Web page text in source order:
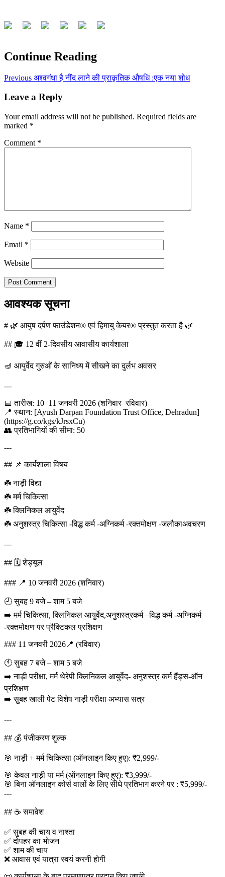
Continue Reading
Previous अश्वगंधा है नींद लाने की प्राकृतिक औषधि :एक नया शोध
Leave a Reply
Your email address will not be published. Required fields are
marked *
Comment *
Name *
Email *
Website
आवश्यक सूचना
# 🌿 आयुष दर्पण फाउंडेशन® एवं हिमायु केयर® प्रस्तुत करता है 🌿
## 🎓 12 वीं 2-दिवसीय आवासीय कार्यशाला
🪔 आयुर्वेद गुरुओं के सानिध्य में सीखने का दुर्लभ अवसर
---
📅 तारीख: 10–11 जनवरी 2026 (शनिवार–रविवार)
📍 स्थान: [Ayush Darpan Foundation Trust Office, Dehradun]
(https://g.co/kgs/kJrsxCu)
👥 प्रतिभागियों की सीमा: 50
---
## 📌 कार्यशाला विषय
☘️ नाड़ी विद्या
☘️ मर्म चिकित्सा
☘️ क्लिनिकल आयुर्वेद
☘️ अनुशस्त्र चिकित्सा -विद्ध कर्म -अग्निकर्म -रक्तमोक्षण -जलौकाअवचरण
---
## 🗓️ शेड्यूल
### 📍 10 जनवरी 2026 (शनिवार)
🕘 सुबह 9 बजे – शाम 5 बजे
➡️ मर्म चिकित्सा, क्लिनिकल आयुर्वेद,अनुशस्त्रकर्म –विद्ध कर्म -अग्निकर्म
-रक्तमोक्षण पर प्रैक्टिकल प्रशिक्षण
### 11 जनवरी 2026📍 (रविवार)
🕚 सुबह 7 बजे – शाम 5 बजे
➡️ नाड़ी परीक्षा, मर्म थेरेपी क्लिनिकल आयुर्वेद- अनुशस्त्र कर्म हैंड्स-ऑन
प्रशिक्षण
➡️ सुबह खाली पेट विशेष नाड़ी परीक्षा अभ्यास सत्र
---
## 💰 पंजीकरण शुल्क
🎯 नाड़ी + मर्म चिकित्सा (ऑनलाइन किए हुए): ₹2,999/-
🎯 केवल नाड़ी या मर्म (ऑनलाइन किए हुए): ₹3,999/-
🎯 बिना ऑनलाइन कोर्स वालों के लिए सीधे प्रतिभाग करने पर : ₹5,999/-
---
## ☕ समावेश
✅ सुबह की चाय व नाश्ता
✅ दोपहर का भोजन
✅ शाम की चाय
❌ आवास एवं यात्रा स्वयं करनी होगी